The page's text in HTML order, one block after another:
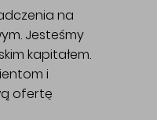
na
Jesteśmy
kapitałem.
i
ofertę